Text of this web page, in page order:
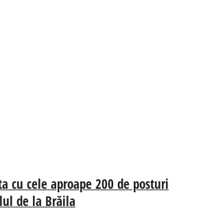
cu cele aproape 200 de posturi
de la Brăila